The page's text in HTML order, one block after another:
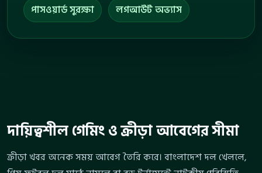
পাসওয়ার্ড সুরক্ষা
লগআউট অভ্যাস
দায়িত্বশীল গেমিং ও ক্রীড়া আবেগের সীমা
ক্রীড়া খবর অনেক সময় আবেগ তৈরি করে। বাংলাদেশ দল খেললে,